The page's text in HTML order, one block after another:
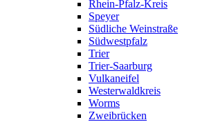
Rhein-Pfalz-Kreis
Speyer
Südliche Weinstraße
Südwestpfalz
Trier
Trier-Saarburg
Vulkaneifel
Westerwaldkreis
Worms
Zweibrücken